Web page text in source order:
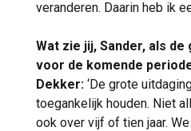
veranderen. Daarin heb ik
Wat zie jij, Sander, als
voor de komende
Dekker: ‘De grote
toegankelijk houden. Niet
ook over vijf of tien jaar.